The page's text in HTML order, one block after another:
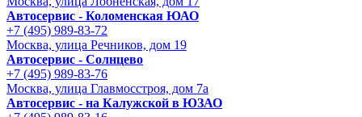
Автосервис - Коломенская ЮАО
+7 (495) 989-83-72
Москва, улица Речников, дом 19
Автосервис - Солнцево
+7 (495) 989-83-76
Москва, улица Главмосстроя, дом 7а
Автосервис - на Калужской в ЮЗАО